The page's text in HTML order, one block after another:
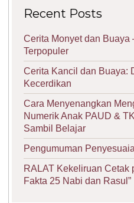
Recent Posts
Cerita Monyet dan Buaya
Terpopuler
Cerita Kancil dan Buaya:
Kecerdikan
Cara Menyenangkan
Numerik Anak PAUD &
Sambil Belajar
Pengumuman
RALAT Kekeliruan Cetak
Fakta 25 Nabi dan Rasul”